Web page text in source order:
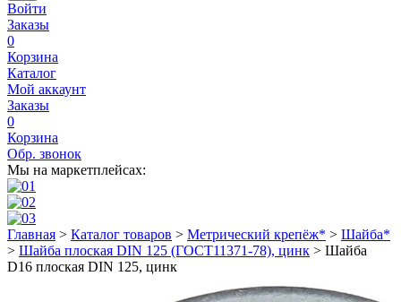
Войти
Заказы
0
Корзина
Каталог
Мой аккаунт
Заказы
0
Корзина
Обр. звонок
Мы на маркетплейсах:
Главная > Каталог товаров > Метрический крепёж* > Шайба*
> Шайба плоская DIN 125 (ГОСТ11371-78), цинк > Шайба
D16 плоская DIN 125, цинк